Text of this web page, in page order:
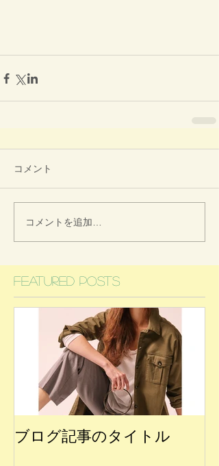
コメント
コメントを追加…
Featured Posts
ブログ記事のタイトル